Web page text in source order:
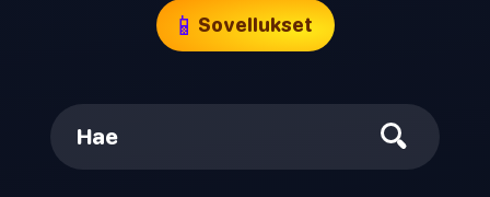
📱 Sovellukset
Hae